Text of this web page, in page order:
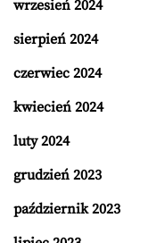
wrzesień 2024
sierpień 2024
czerwiec 2024
kwiecień 2024
luty 2024
grudzień 2023
październik 2023